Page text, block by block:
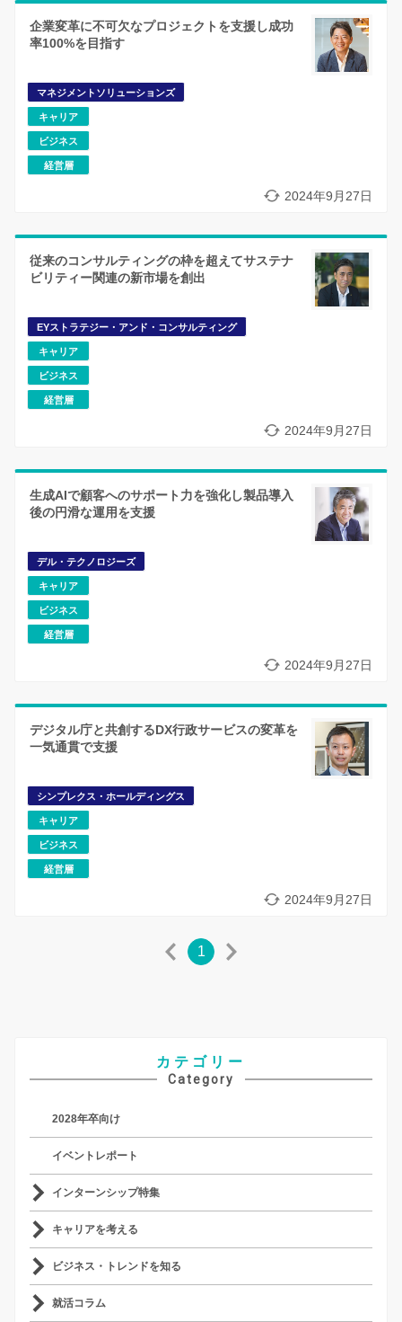
企業変革に不可欠なプロジェクトを支援し成功
率100%を目指す
マネジメントソリューションズ
キャリア
ビジネス
経営層
2024年9月27日
従来のコンサルティングの枠を超えてサステナ
ビリティー関連の新市場を創出
EYストラテジー・アンド・コンサルティング
キャリア
ビジネス
経営層
2024年9月27日
生成AIで顧客へのサポート力を強化し製品導入
後の円滑な運用を支援
デル・テクノロジーズ
キャリア
ビジネス
経営層
2024年9月27日
デジタル庁と共創するDX行政サービスの変革を
一気通貫で支援
シンプレクス・ホールディングス
キャリア
ビジネス
経営層
2024年9月27日
1
カテゴリー
Category
2028年卒向け
イベントレポート
インターンシップ特集
キャリアを考える
ビジネス・トレンドを知る
就活コラム